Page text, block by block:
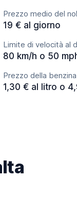
Prezzo medio del
19 € al giorno
Limite di velocità al
80 km/h o 50
Prezzo della
1,30 € al litro o